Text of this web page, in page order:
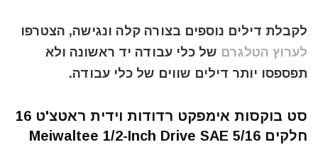
לקבלת דילים נוספים בצורה קלה ונגישה, הצטרפו
לערוץ הטלגרם של כלי עבודה יד ראשונה ולא
תפספסו יותר דילים שווים של כלי עבודה.
סט בוקסות אימפקט רדודות וידית ראטצ'ט 16
חלקים Meiwaltee 1/2-Inch Drive SAE 5/16